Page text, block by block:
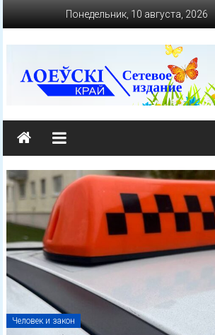
Понедельник, 10 августа, 2026
loevkraj.by
Еженедельная
массово-
политическая
газета
Человек и закон